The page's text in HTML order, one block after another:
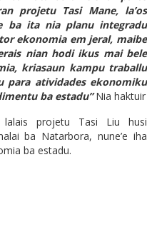
projetu Tasi Mane, la’os
ba ita nia planu integradu
ekonomia em jeral, maibe
nian hodi ikus mai bele
kriasaun kampu traballu
para atividades ekonomiku
ba estadu”Nia haktuir
projetu Tasi Liu husi
ba Natarbora, nune’e iha
ba estadu.